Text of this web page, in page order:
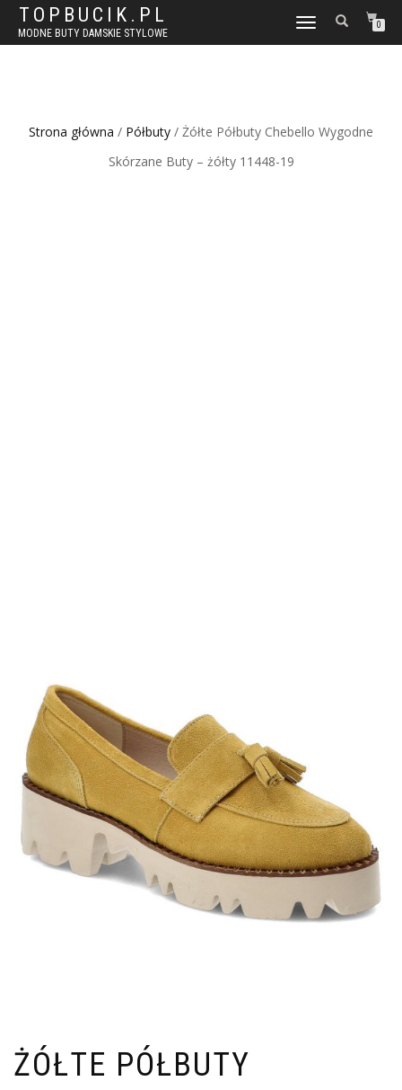
TOPBUCIK.PL
MODNE BUTY DAMSKIE STYLOWE
WŁĄCZ
NAWIGACJĘ
0
Strona główna / Półbuty / Żółte Półbuty Chebello Wygodne
Skórzane Buty – żółty 11448-19
ŻÓŁTE PÓŁBUTY